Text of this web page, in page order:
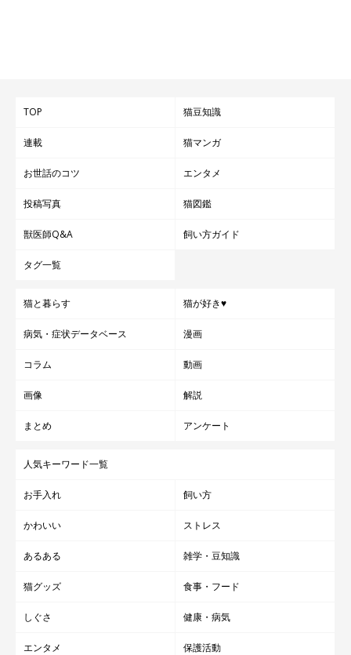
@kanichan0630
2025年4月の誕生日で、カニちゃんは1才に。まだまだ育ち盛り
のカニちゃんについて、飼い主さんは
待しているのだそう。カニちゃんへ、こんな思いを話していま
す。
飼い主さん：
「いっぱい食べて、いっぱい遊んで、大きなにゃんこになってほ
TOP 猫豆知識
連載 猫マンガ
お世話のコツ エンタメ
投稿写真 猫図鑑
獣医師Q&A 飼い方ガイド
タグ一覧
猫と暮らす 猫が好き♥
病気・症状データベース 漫画
コラム 動画
画像 解説
まとめ アンケート
人気キーワード一覧
お手入れ 飼い方
かわいい ストレス
あるある 雑学・豆知識
猫グッズ 食事・フード
しぐさ 健康・病気
エンタメ 保護活動